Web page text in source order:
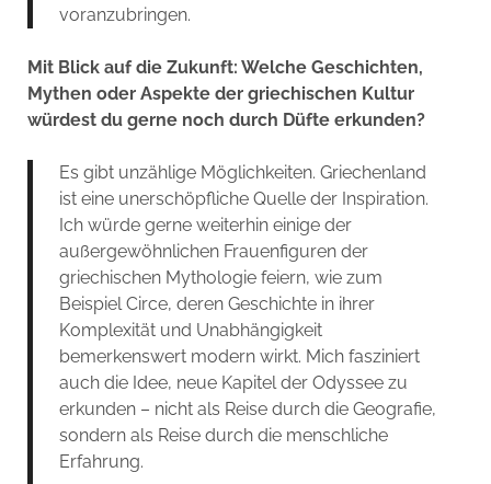
voranzubringen.
Mit Blick auf die Zukunft: Welche Geschichten,
Mythen oder Aspekte der griechischen Kultur
würdest du gerne noch durch Düfte erkunden?
Es gibt unzählige Möglichkeiten. Griechenland
ist eine unerschöpfliche Quelle der Inspiration.
Ich würde gerne weiterhin einige der
außergewöhnlichen Frauenfiguren der
griechischen Mythologie feiern, wie zum
Beispiel Circe, deren Geschichte in ihrer
Komplexität und Unabhängigkeit
bemerkenswert modern wirkt. Mich fasziniert
auch die Idee, neue Kapitel der Odyssee zu
erkunden – nicht als Reise durch die Geografie,
sondern als Reise durch die menschliche
Erfahrung.